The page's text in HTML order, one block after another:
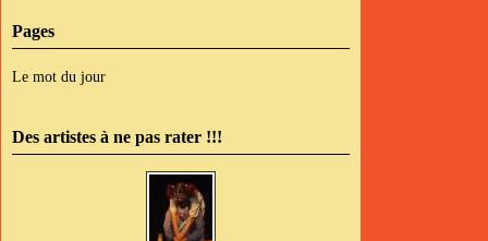
Pages
Le mot du jour
Des artistes à ne pas rater !!!